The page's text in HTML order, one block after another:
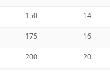
150 14
175 16
200 20